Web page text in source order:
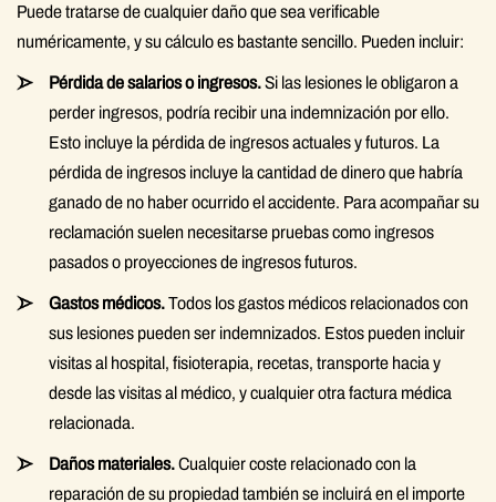
Puede tratarse de cualquier daño que sea verificable
numéricamente, y su cálculo es bastante sencillo. Pueden incluir:
Pérdida de salarios o ingresos.Si las lesiones le obligaron a
perder ingresos, podría recibir una indemnización por ello.
Esto incluye la pérdida de ingresos actuales y futuros. La
pérdida de ingresos incluye la cantidad de dinero que habría
ganado de no haber ocurrido el accidente. Para acompañar su
reclamación suelen necesitarse pruebas como ingresos
pasados o proyecciones de ingresos futuros.
Gastos médicos.Todos los gastos médicos relacionados con
sus lesiones pueden ser indemnizados. Estos pueden incluir
visitas al hospital, fisioterapia, recetas, transporte hacia y
desde las visitas al médico, y cualquier otra factura médica
relacionada.
Daños materiales.Cualquier coste relacionado con la
reparación de su propiedad también se incluirá en el importe